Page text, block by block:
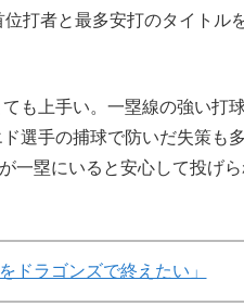
打者と最多安打のタイトル
も上手い。一塁線の強い打
選手の捕球で防いだ失策も
一塁にいると安心して投げら
ドラゴンズで終えたい」